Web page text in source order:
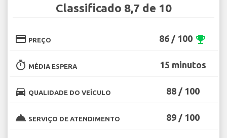
Classificado 8,7 de 10
credit_card PREÇO 86 / 100 emoji_events
timer MÉDIA ESPERA 15 minutos
directions_car QUALIDADE DO VEÍCULO 88 / 100
room_service SERVIÇO DE ATENDIMENTO 89 / 100